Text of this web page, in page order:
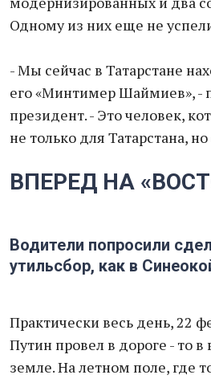
Одному из них еще не
- Мы сейчас в Татарстане
его «Минтимер Шаймиев», -
президент. - Это человек,
не только для Татарстана,
ВПЕРЕД НА
Водители попросили
утильсбор, как в
Практически весь день, 22
Путин провел в дороге - то в
земле. На летном поле, где